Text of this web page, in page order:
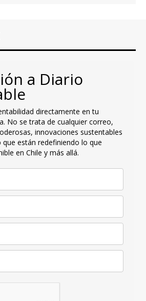
a Diario
directamente en tu
No se trata de cualquier correo,
innovaciones sustentables
están redefiniendo lo que
en Chile y más allá.